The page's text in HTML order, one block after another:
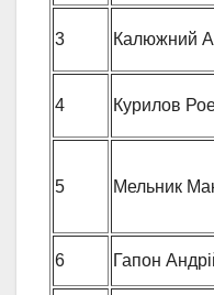
3 Калюжний
4 Курилов
5 Мельник
6 Гапон